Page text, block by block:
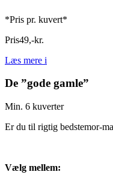
*Pris pr. kuvert*
Pris49,-kr.
Læs mere i
De ”gode gamle”
Min. 6 kuverter
Er du til rigtig bedstemor-
Vælg mellem: